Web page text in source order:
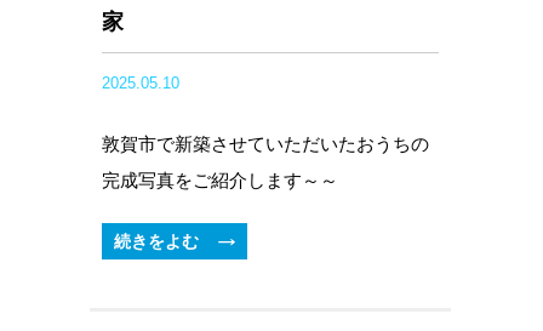
家
2025.05.10
敦賀市で新築させていただいたおうちの
完成写真をご紹介します～～
続きをよむ